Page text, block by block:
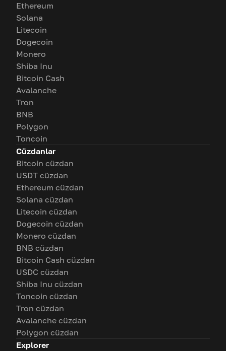
Ethereum
Solana
Litecoin
Dogecoin
Monero
Shiba Inu
Bitcoin Cash
Avalanche
Tron
BNB
Polygon
Toncoin
Cüzdanlar
Bitcoin cüzdan
USDT cüzdan
Ethereum cüzdan
Solana cüzdan
Litecoin cüzdan
Dogecoin cüzdan
Monero cüzdan
BNB cüzdan
Bitcoin Cash cüzdan
USDC cüzdan
Shiba Inu cüzdan
Toncoin cüzdan
Tron cüzdan
Avalanche cüzdan
Polygon cüzdan
Explorer